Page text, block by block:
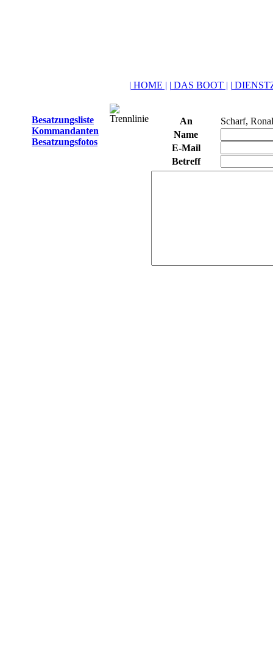
| HOME | | DAS BOOT | |
Besatzungsliste
Kommandanten
Besatzungsfotos
An
Scharf,
Name
E-Mail
Betreff